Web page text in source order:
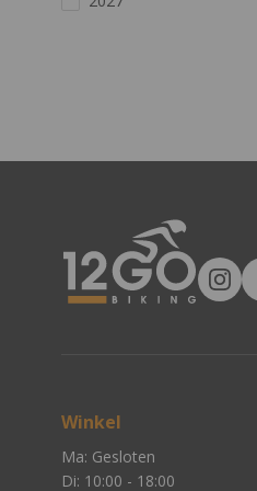
Winkel
Ma: Gesloten
Di: 10:00 - 18:00